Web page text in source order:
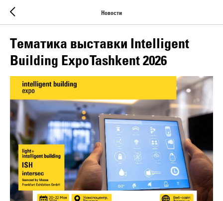
Новости
Тематика выставки Intelligent
Building Expo Tashkent 2026